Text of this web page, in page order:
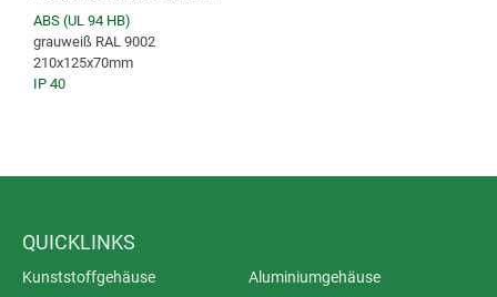
ABS (UL 94 HB)
grauweiß RAL 9002
210x125x70mm
IP 40
QUICKLINKS
Kunststoffgehäuse
Aluminiumgehäuse